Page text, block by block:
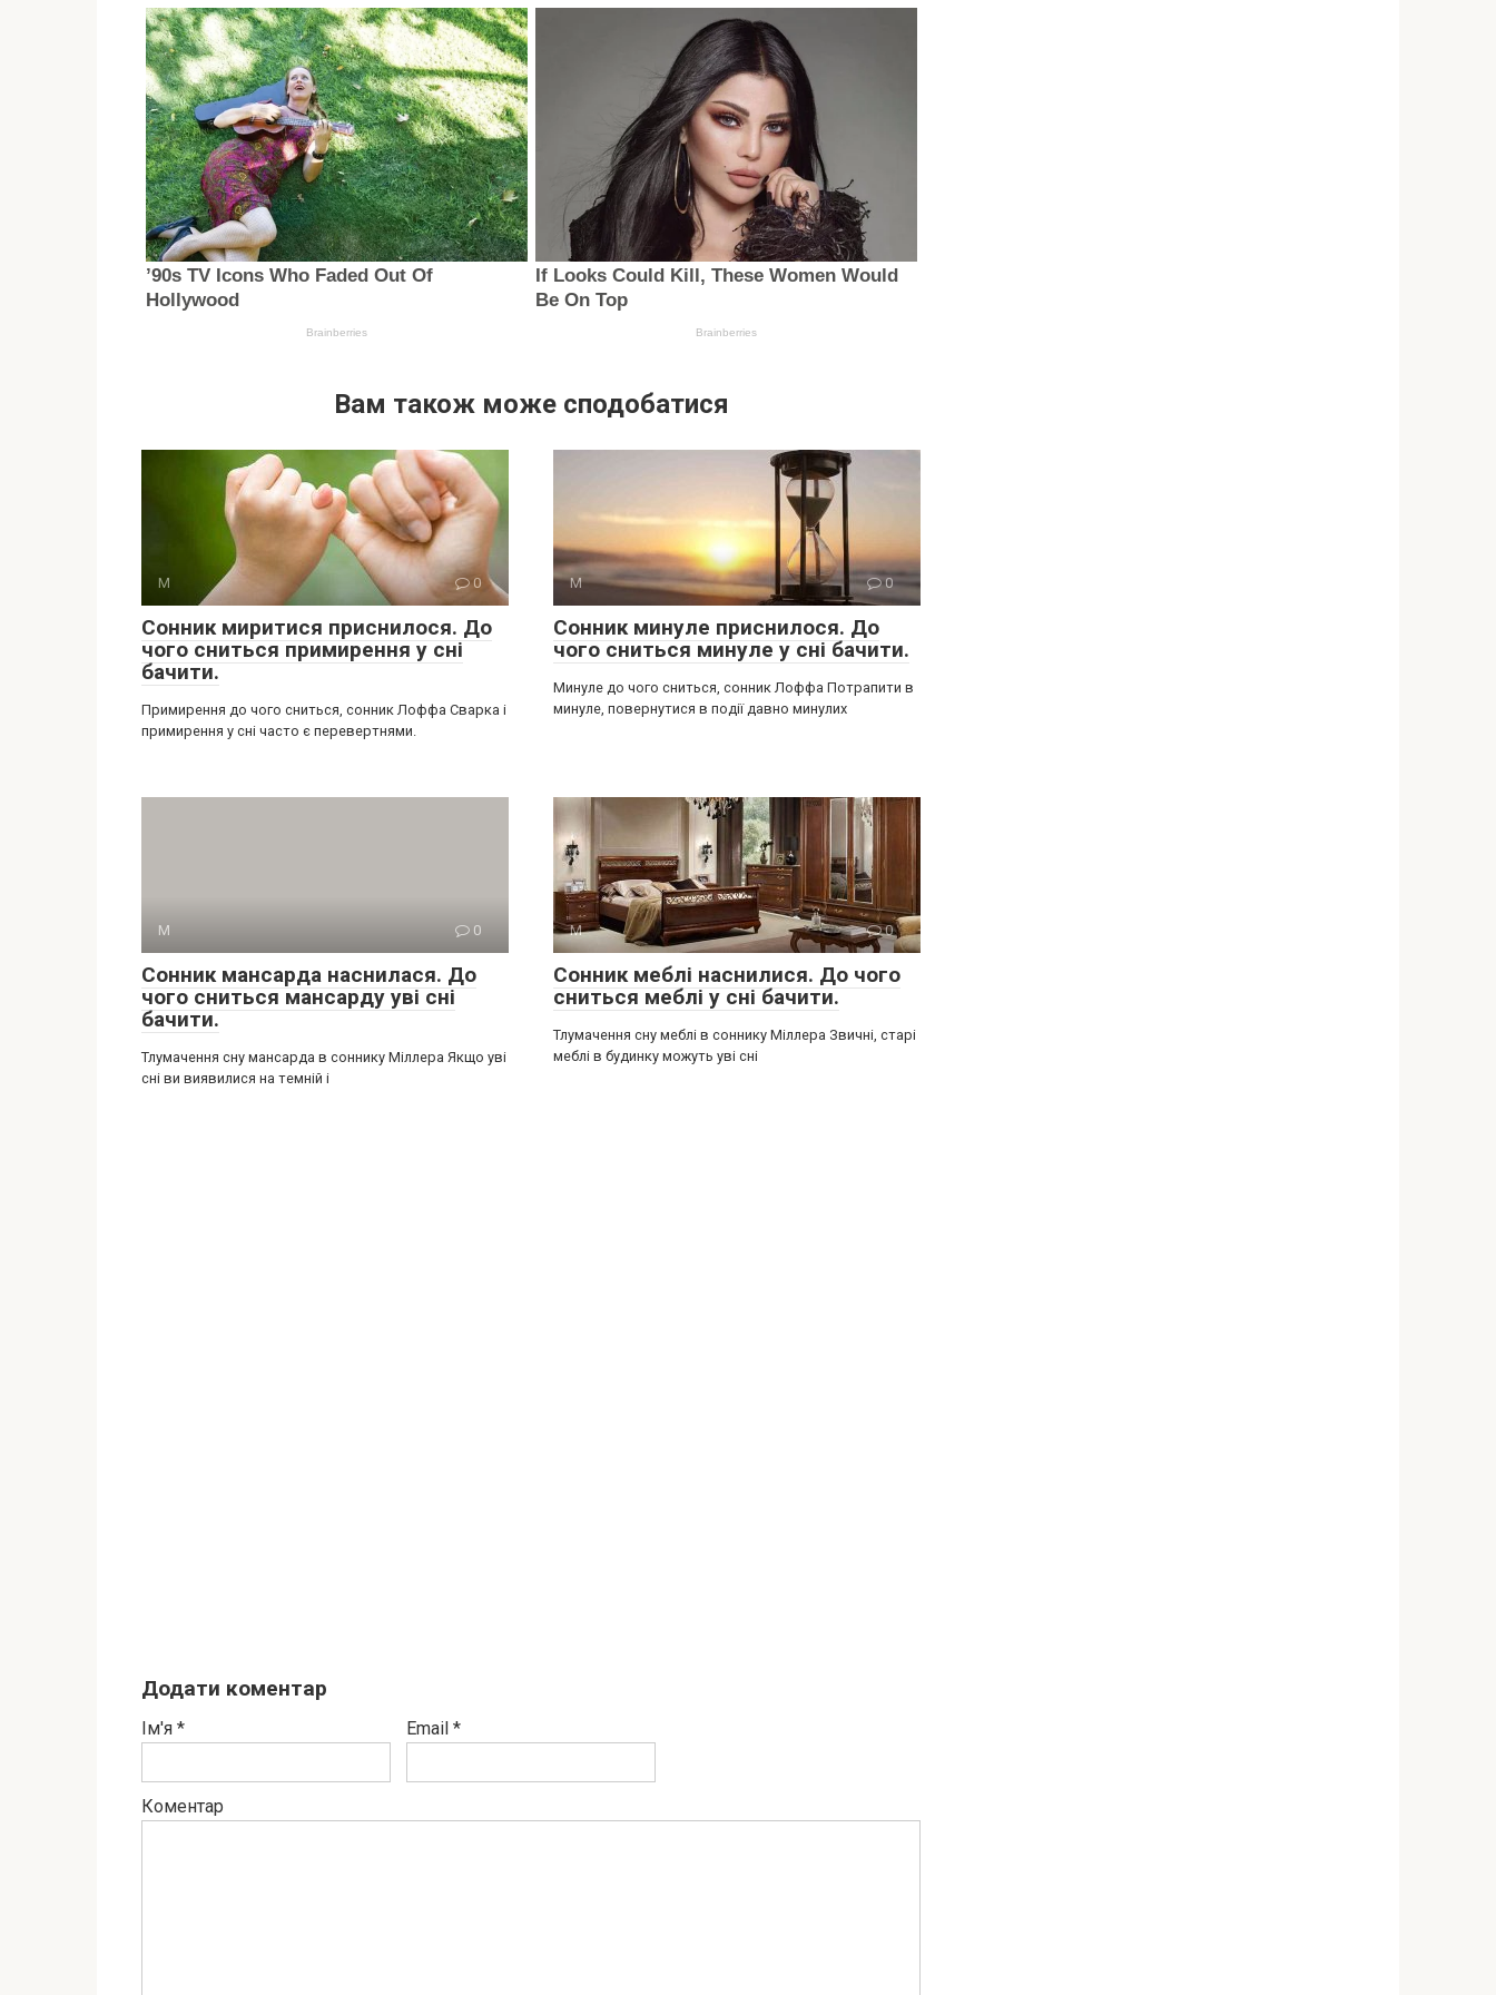
Вам також може сподобатися
М 0
Сонник миритися приснилося. До
чого сниться примирення у сні
бачити.
Примирення до чого сниться, сонник Лоффа Сварка і
примирення у сні часто є перевертнями.
М 0
Сонник минуле приснилося. До
чого сниться минуле у сні бачити.
Минуле до чого сниться, сонник Лоффа Потрапити в
минуле, повернутися в події давно минулих
М 0
Сонник мансарда наснилася. До
чого сниться мансарду уві сні
бачити.
Тлумачення сну мансарда в соннику Міллера Якщо уві
сні ви виявилися на темній і
М 0
Сонник меблі наснилися. До чого
сниться меблі у сні бачити.
Тлумачення сну меблі в соннику Міллера Звичні, старі
меблі в будинку можуть уві сні
Додати коментар
Ім'я * Email *
Коментар